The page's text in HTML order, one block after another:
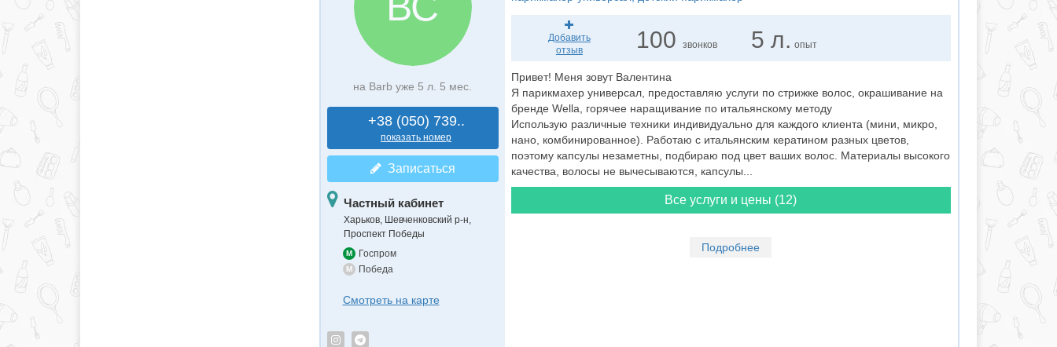
на Barb уже 5 л. 5 мес.
+38 (050) 739..
показать номер
Записаться
Частный кабинет
Харьков, Шевченковский р-н,
Проспект Победы
M Госпром
M Победа
Смотреть на карте
Добавить
отзыв
100звонков 5 л. опыт
Привет! Меня зовут Валентина
Я парикмахер универсал, предоставляю услуги по стрижке волос, окрашивание на
бренде Wella, горячее наращивание по итальянскому методу
Использую различные техники индивидуально для каждого клиента (мини, микро,
нано, комбинированное). Работаю с итальянским кератином разных цветов,
поэтому капсулы незаметны, подбираю под цвет ваших волос. Материалы высокого
качества, волосы не вычесываются, капсулы...
Все услуги и цены (12)
Подробнее